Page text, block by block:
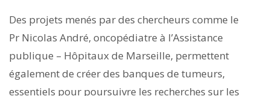
Des projets menés par des chercheurs comme le
Pr Nicolas André, oncopédiatre à l’Assistance
publique – Hôpitaux de Marseille, permettent
également de créer des banques de tumeurs,
essentiels pour poursuivre les recherches sur les